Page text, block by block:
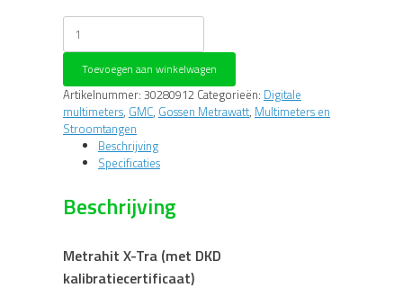
Metrahit
Tra
(met
DKD
kalibratiecertificaat)
aantal
Toevoegen aan winkelwagen
Artikelnummer: 30280912 Categorieën: Digitale
multimeters, GMC, Gossen Metrawatt, Multimeters en
Stroomtangen
Beschrijving
Specificaties
Beschrijving
Metrahit X-Tra (met DKD
kalibratiecertificaat)